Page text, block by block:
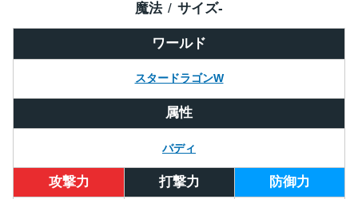
ワールド
スタードラゴンW
魔法 サイズ-
属性
バディ
攻撃力 打撃力 防御力